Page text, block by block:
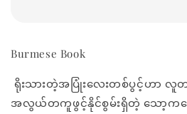
Burmese Book
ရိုးသားတဲ့အပြုံးလေးတစ်ပွင့်ဟာ
အလွယ်တကူဖွင့်နိုင်စွမ်းရှိတဲ့ သော့ကလ